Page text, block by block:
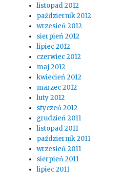
listopad 2012
październik 2012
wrzesień 2012
sierpień 2012
lipiec 2012
czerwiec 2012
maj 2012
kwiecień 2012
marzec 2012
luty 2012
styczeń 2012
grudzień 2011
listopad 2011
październik 2011
wrzesień 2011
sierpień 2011
lipiec 2011